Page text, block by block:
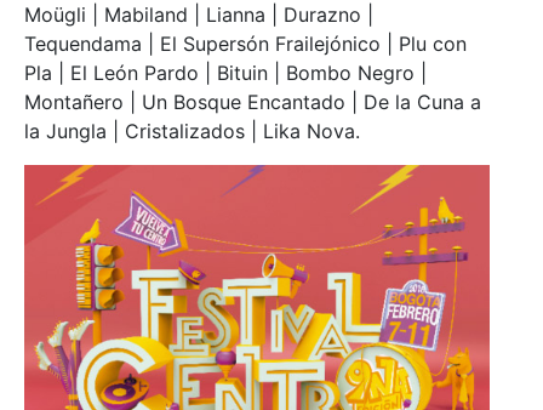
Moügli | Mabiland | Lianna | Durazno |
Tequendama | El Supersón Frailejónico | Plu con
Pla | El León Pardo | Bituin | Bombo Negro |
Montañero | Un Bosque Encantado | De la Cuna a
la Jungla | Cristalizados | Lika Nova.